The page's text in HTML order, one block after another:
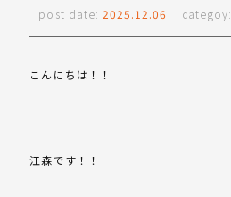
post date: 2025.12.06 categoy:
こんにちは！！
江森です！！